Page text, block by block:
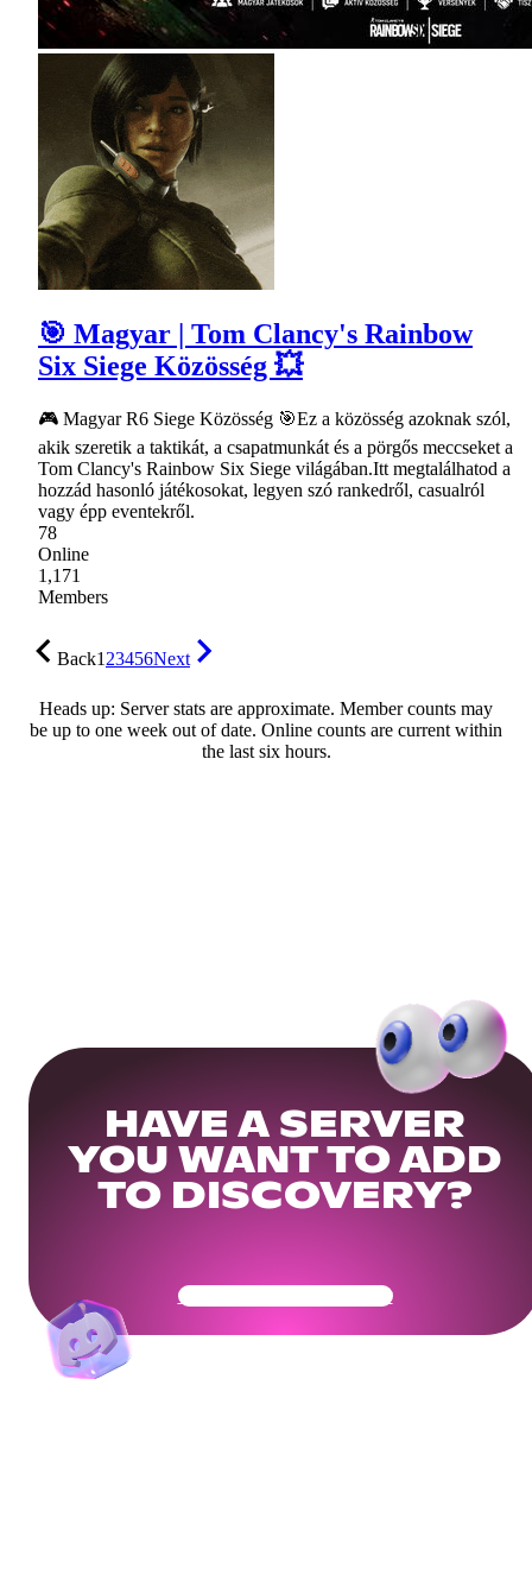
🎯 Magyar | Tom Clancy's Rainbow
Six Siege Közösség 💥
🎮 Magyar R6 Siege Közösség 🎯Ez a közösség azoknak szól,
akik szeretik a taktikát, a csapatmunkát és a pörgős meccseket a
Tom Clancy's Rainbow Six Siege világában.Itt megtalálhatod a
hozzád hasonló játékosokat, legyen szó rankedről, casualról
vagy épp eventekről.
78
Online
1,171
Members
Back123456Next
Heads up: Server stats are approximate. Member counts may
be up to one week out of date. Online counts are current within
the last six hours.
HAVE A SERVER
YOU WANT TO ADD
TO DISCOVERY?
Get Your Community Ready